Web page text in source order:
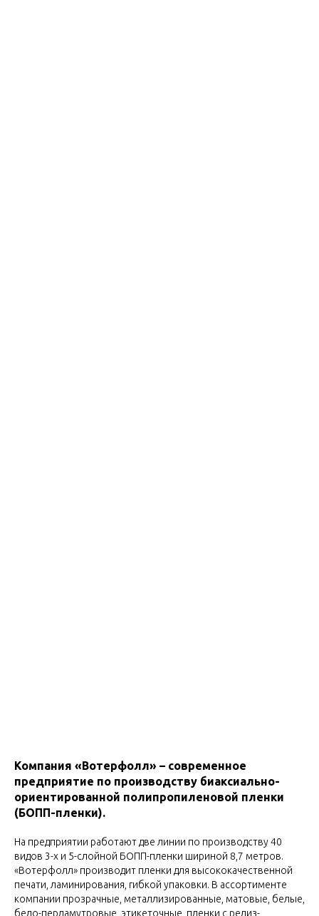
Компания «Вотерфолл» – современное
предприятие по производству биаксиально-
ориентированной полипропиленовой пленки
(БОПП-пленки).
На предприятии работают две линии по производству 40
видов 3-х и 5-слойной БОПП-пленки шириной 8,7 метров.
«Вотерфолл» производит пленки для высококачественной
печати, ламинирования, гибкой упаковки. В ассортименте
компании прозрачные, металлизированные, матовые, белые,
бело-перламутровые, этикеточные, пленки с релиз-